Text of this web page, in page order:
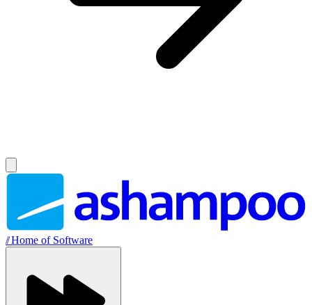
//Home of Software